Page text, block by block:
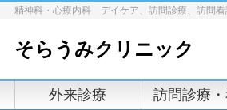
精神科・心療内科 デイケア、訪問診療、訪問
そらうみクリニック
外来診療 訪問診療